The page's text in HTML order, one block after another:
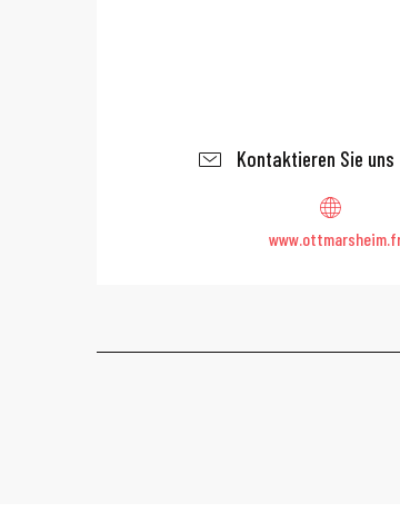
Kontaktieren Sie uns